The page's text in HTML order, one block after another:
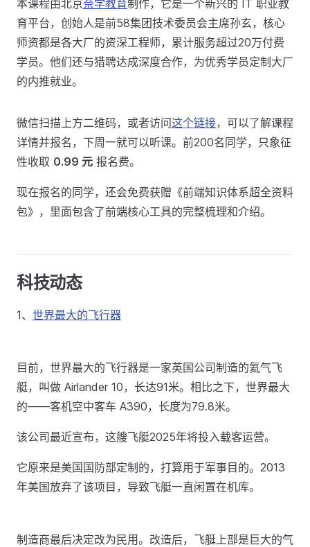
本课程由北京奈学教育制作，它是一个新兴的 IT 职业教
育平台，创始人是前58集团技术委员会主席孙玄，核心
师资都是各大厂的资深工程师，累计服务超过20万付费
学员。他们还与猎聘达成深度合作，为优秀学员定制大厂
的内推就业。
微信扫描上方二维码，或者访问这个链接，可以了解课程
详情并报名，下周一就可以听课。前200名同学，只象征
性收取 0.99 元 报名费。
现在报名的同学，还会免费获赠《前端知识体系超全资料
包》，里面包含了前端核心工具的完整梳理和介绍。
科技动态
1、 世界最大的飞行器
目前，世界最大的飞行器是一家英国公司制造的氦气飞
艇，叫做 Airlander 10，长达91米。相比之下，世界最大
的——客机空中客车 A390，长度为79.8米。
该公司最近宣布，这艘飞艇2025年将投入载客运营。
它原来是美国国防部定制的，打算用于军事目的。2013
年美国放弃了该项目，导致飞艇一直闲置在机库。
制造商最后决定改为民用。改造后，飞艇上部是巨大的气